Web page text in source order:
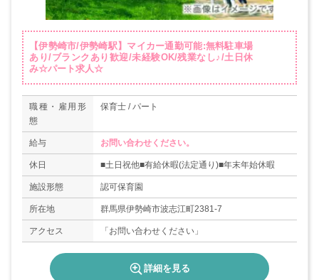
【伊勢崎市/伊勢崎駅】マイカー通勤可能:無料駐車場
あり/ブランクあり歓迎/未経験OK/残業なし♪/土日休
み☆パート求人☆
職種・雇用形
態
保育士 / パート
給与 お問い合わせください。
休日 ■土日祝他■有給休暇(法定通り)■年末年始休暇
施設形態 認可保育園
所在地 群馬県伊勢崎市波志江町2381-7
アクセス 「お問い合わせください」
詳細を見る